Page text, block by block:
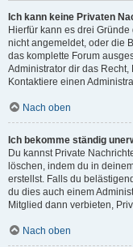
Ich kann keine Privaten
Hierfür kann es drei
nicht angemeldet, oder die
das komplette Forum
Administrator dir das
Kontaktiere einen
Nach oben
Ich bekomme ständig
Du kannst Private
löschen, indem du in
erstellst. Falls du
du dies auch einem
Mitglied dann verbieten,
Nach oben